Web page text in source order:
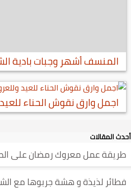
المنسف أشهر وجبات بادية
اجمل وارق نقوش الحناء للعيد
أحدث المقالات
طريقة عمل معروك رمضان على
فطائر لذيذة و هشة جربوها مع